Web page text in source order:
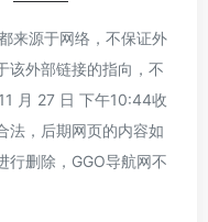
来源于网络，不保证外
该外部链接的指向，不
月 27 日 下午10:44收
法，后期网页的内容如
行删除，GGO导航网不